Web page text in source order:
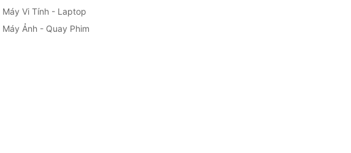
Máy Vi Tính - Laptop
Máy Ảnh - Quay Phim